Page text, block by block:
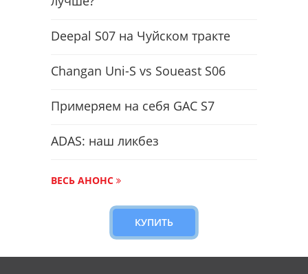
Deepal S07 на Чуйском тракте
Changan Uni-S vs Soueast S06
Примеряем на себя GAC S7
ADAS: наш ликбез
ВЕСЬ АНОНС
КУПИТЬ